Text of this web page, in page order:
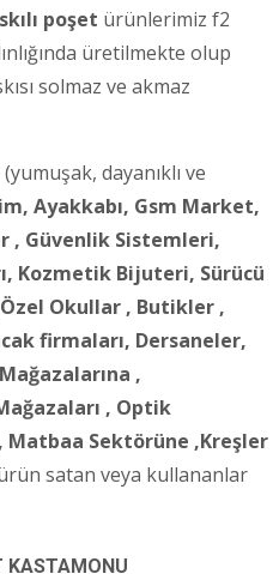
poşet ürünlerimiz f2
üretilmekte olup
solmaz ve akmaz
(yumuşak, dayanıklı ve
Ayakkabı, Gsm Market,
, Güvenlik Sistemleri,
Kozmetik Bijuteri, Sürücü
Okullar , Butikler ,
firmaları, Dersaneler,
,
, Optik
Matbaa Sektörüne ,Kreşler
satan veya kullananlar
KASTAMONU